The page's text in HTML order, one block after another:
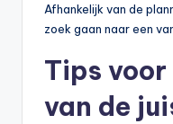
Afhankelijk van de
zoek gaan naar een
Tips
van de